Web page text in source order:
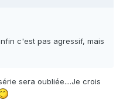
c'est pas agressif, mais
sera oubliée....Je crois